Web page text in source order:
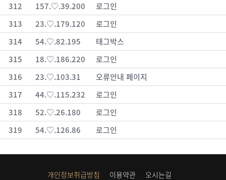
312
157.♡.39.200
로그인
313
23.♡.179.120
로그인
314
54.♡.82.195
태그박스
315
18.♡.186.220
로그인
316
23.♡.103.31
오류안내 페이지
317
44.♡.115.232
로그인
318
52.♡.26.180
로그인
319
54.♡.126.86 로그인
개인정보취급방침 이용약관 오시는길